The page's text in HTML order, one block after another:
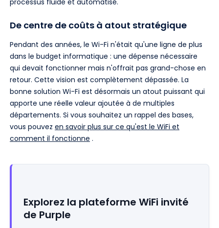
De centre de coûts à atout stratégique
Pendant des années, le Wi-Fi n'était qu'une ligne de plus
dans le budget informatique : une dépense nécessaire
qui devait fonctionner mais n'offrait pas grand-chose en
retour. Cette vision est complètement dépassée. La
bonne solution Wi-Fi est désormais un atout puissant qui
apporte une réelle valeur ajoutée à de multiples
départements. Si vous souhaitez un rappel des bases,
vous pouvez en savoir plus sur ce qu'est le WiFi et
comment il fonctionne .
Explorez la plateforme WiFi invité
de Purple